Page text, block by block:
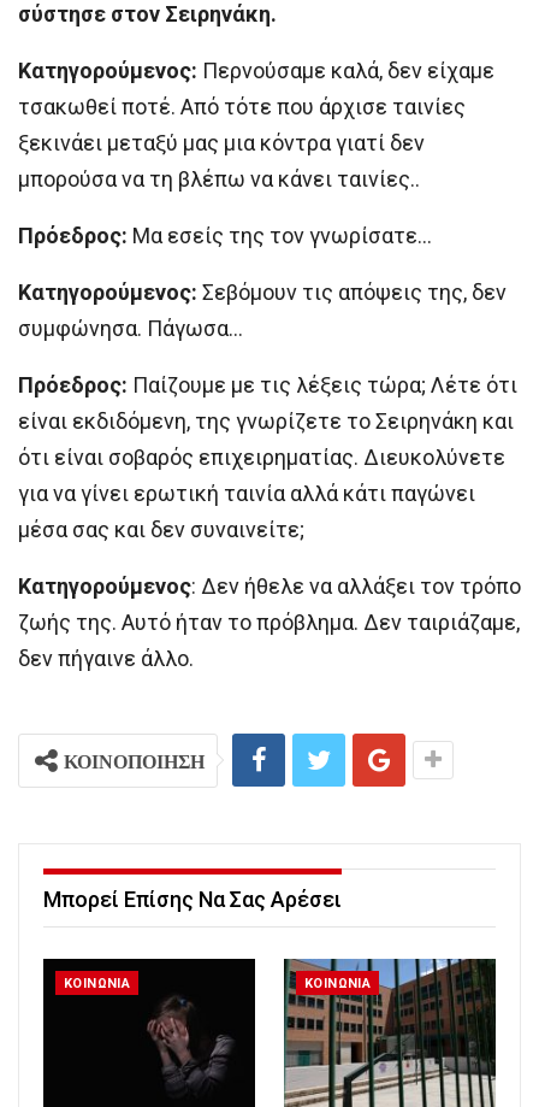
σύστησε στον Σειρηνάκη.
Κατηγορούμενος: Περνούσαμε καλά, δεν είχαμε
τσακωθεί ποτέ. Από τότε που άρχισε ταινίες
ξεκινάει μεταξύ μας μια κόντρα γιατί δεν
μπορούσα να τη βλέπω να κάνει ταινίες..
Πρόεδρος: Μα εσείς της τον γνωρίσατε…
Κατηγορούμενος: Σεβόμουν τις απόψεις της, δεν
συμφώνησα. Πάγωσα…
Πρόεδρος: Παίζουμε με τις λέξεις τώρα; Λέτε ότι
είναι εκδιδόμενη, της γνωρίζετε το Σειρηνάκη και
ότι είναι σοβαρός επιχειρηματίας. Διευκολύνετε
για να γίνει ερωτική ταινία αλλά κάτι παγώνει
μέσα σας και δεν συναινείτε;
Κατηγορούμενος: Δεν ήθελε να αλλάξει τον τρόπο
ζωής της. Αυτό ήταν το πρόβλημα. Δεν ταιριάζαμε,
δεν πήγαινε άλλο.
ΚΟΙΝΟΠΟΙΗΣΗ
Μπορεί Επίσης Να Σας Αρέσει
ΚΟΙΝΩΝΙΑ ΚΟΙΝΩΝΙΑ